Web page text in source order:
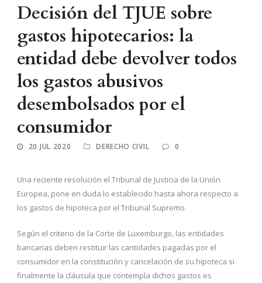
Decisión del TJUE sobre
gastos hipotecarios: la
entidad debe devolver todos
los gastos abusivos
desembolsados por el
consumidor
20 JUL 2020 DERECHO CIVIL 0
Una reciente resolución el Tribunal de Justicia de la Unión
Europea, pone en duda lo establecido hasta ahora respecto a
los gastos de hipoteca por el Tribunal Supremo.
Según el criterio de la Corte de Luxemburgo, las entidades
bancarias deben restituir las cantidades pagadas por el
consumidor en la constitución y cancelación de su hipoteca si
finalmente la cláusula que contempla dichos gastos es